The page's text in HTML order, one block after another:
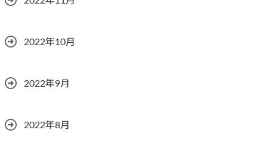
2022年10月
2022年9月
2022年8月